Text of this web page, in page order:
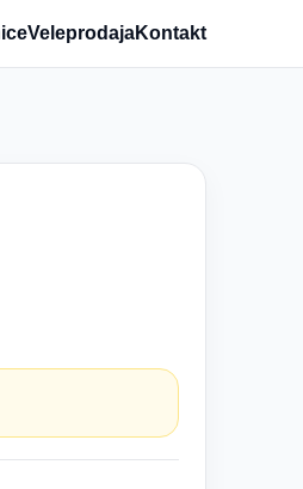
VeleprodajaKontakt